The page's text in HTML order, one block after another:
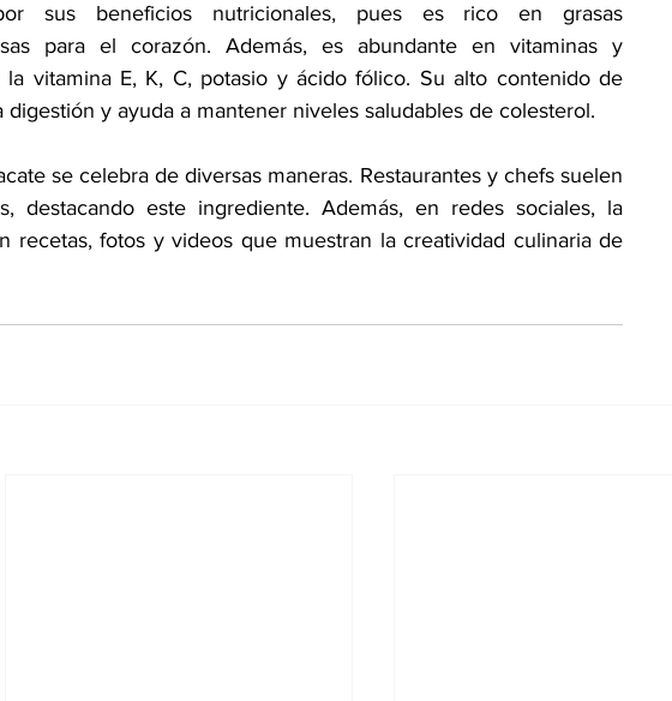
sus beneficios nutricionales, pues es rico en grasas
para el corazón. Además, es abundante en vitaminas y
la vitamina E, K, C, potasio y ácido fólico. Su alto contenido de
y ayuda a mantener niveles saludables de colesterol.
se celebra de diversas maneras. Restaurantes y chefs suelen
destacando este ingrediente. Además, en redes sociales, la
recetas, fotos y videos que muestran la creatividad culinaria de